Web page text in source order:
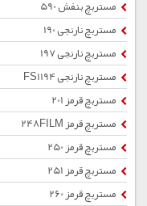
مستربچ بنفش 590
مستربچ نارنجی 190
مستربچ نارنجی 197
مستربچ نارنجی FS1194
مستربچ قرمز 201
مستربچ قرمز 248FILM
مستربچ قرمز 250
مستربچ قرمز 251
مستربچ قرمز 260